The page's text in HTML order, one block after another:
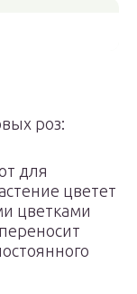
роз:
для
цветет
цветками